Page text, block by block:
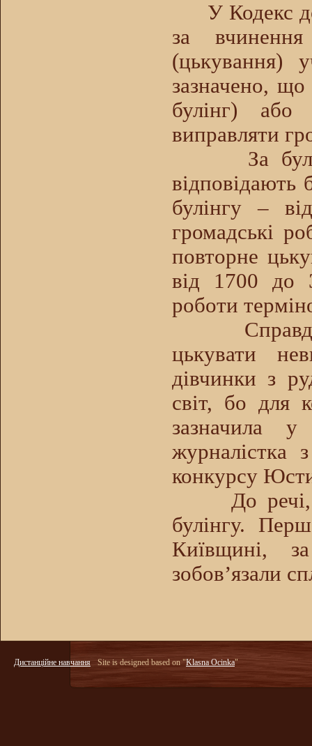
У Кодекс
за вчинення
(цькування)
зазначено, що
булінг) або
виправляти
За булінг,
булінгу –
громадські
повторне
від 1700 до
роботи
Справді
цькувати
дівчинки з
світ, бо для
зазначила
журналістка
конкурсу
До речі, в
булінгу.
Київщині,
зобов’язали
Дистанційне навчання Site is designed based on "Klasna Ocinka"